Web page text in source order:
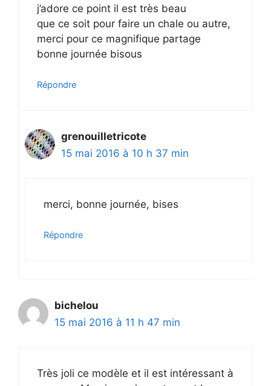
j’adore ce point il est très beau
que ce soit pour faire un chale ou autre,
merci pour ce magnifique partage
bonne journée bisous
Répondre
grenouilletricote
15 mai 2016 à 10 h 37 min
merci, bonne journée, bises
Répondre
bichelou
15 mai 2016 à 11 h 47 min
Très joli ce modèle et il est intéressant à